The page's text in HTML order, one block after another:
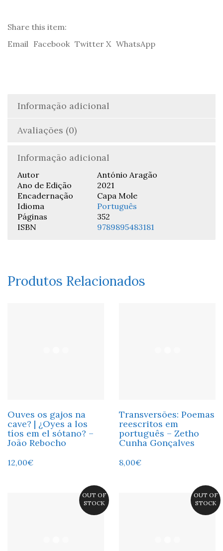
Share this item:
Email Facebook Twitter X WhatsApp
Informação adicional
Avaliações (0)
Informação adicional
Autor
António Aragão
Ano de Edição
2021
Encadernação
Capa Mole
Idioma
Português
Páginas
352
ISBN
9789895483181
Produtos Relacionados
Ouves os gajos na
cave? | ¿Oyes a los
tíos em el sótano? –
João Rebocho
12,00€
Transversões: Poemas
reescritos em
português – Zetho
Cunha Gonçalves
8,00€
OUT OF
STOCK
OUT OF
STOCK